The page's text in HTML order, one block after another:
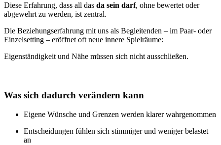
Diese Erfahrung, dass all das da sein darf, ohne bewertet oder
abgewehrt zu werden, ist zentral.
Die Beziehungserfahrung mit uns als Begleitenden – im Paar- oder
Einzelsetting – eröffnet oft neue innere Spielräume:
Eigenständigkeit und Nähe müssen sich nicht ausschließen.
Was sich dadurch verändern kann
Eigene Wünsche und Grenzen werden klarer wahrgenommen
Entscheidungen fühlen sich stimmiger und weniger belastet
an